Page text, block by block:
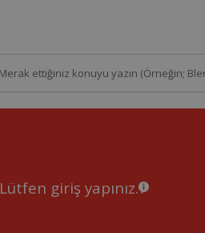
Lütfen giriş yapınız.